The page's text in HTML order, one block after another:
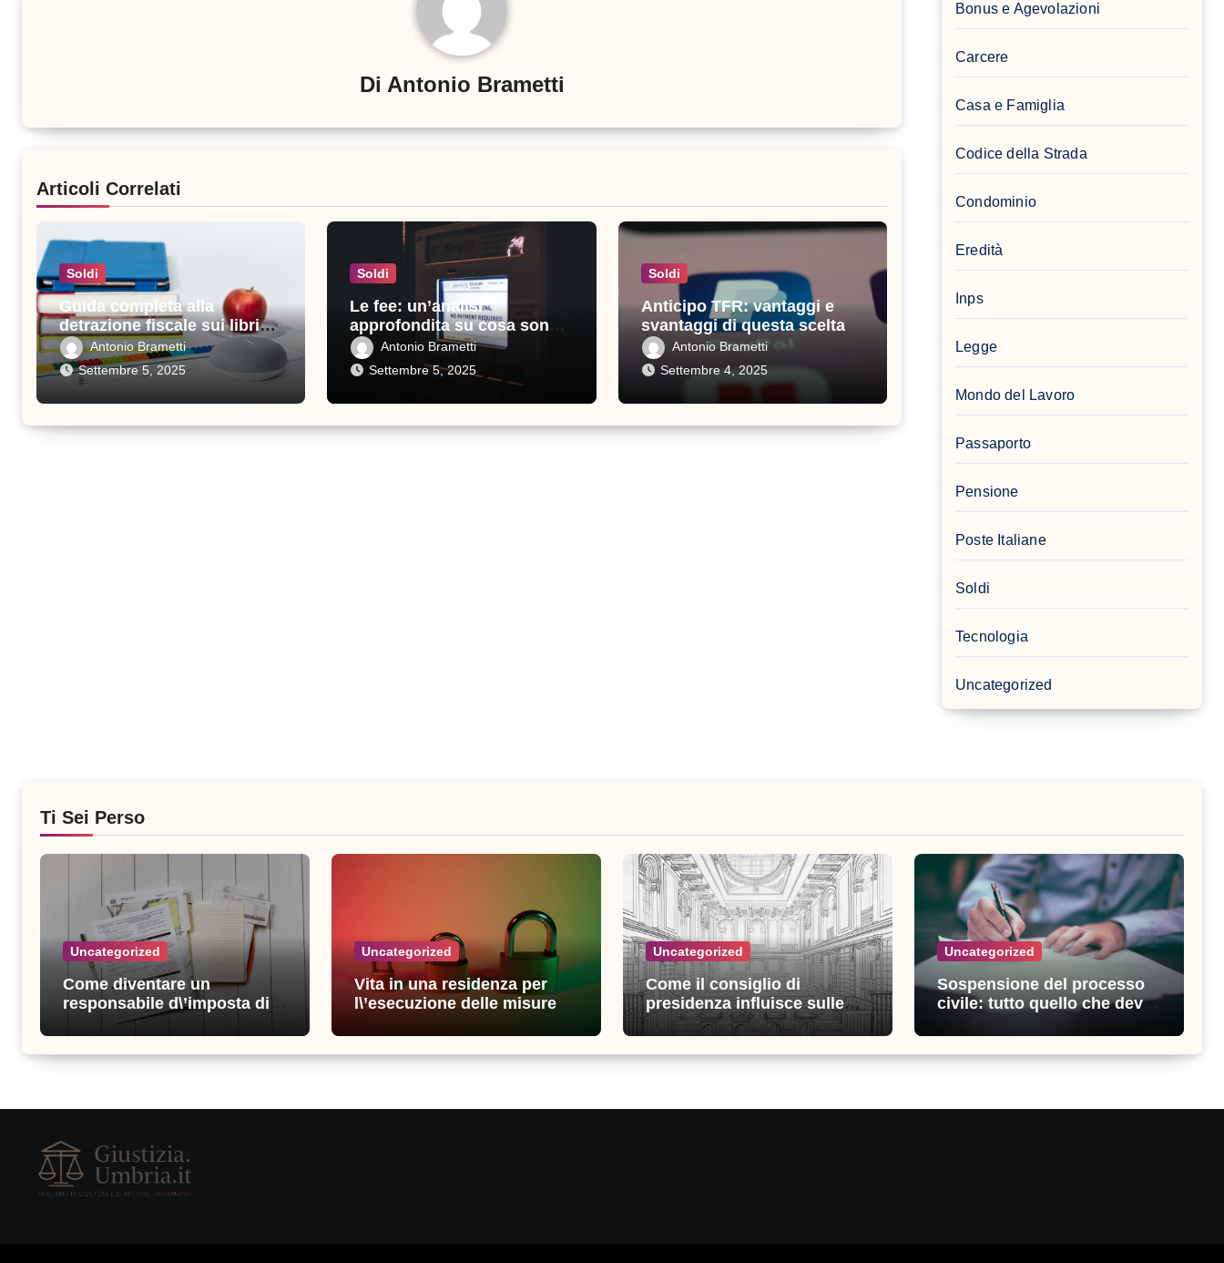
Di Antonio Brametti
Articoli Correlati
Soldi
Guida completa alla
detrazione fiscale sui libri
scolastici: tutto quello che
devi sapere
Antonio Brametti
Settembre 5, 2025
Soldi
Le fee: un’analisi
approfondita su cosa sono e
perché sono importanti
Antonio Brametti
Settembre 5, 2025
Soldi
Anticipo TFR: vantaggi e
svantaggi di questa scelta
Antonio Brametti
Settembre 4, 2025
Bonus e Agevolazioni
Carcere
Casa e Famiglia
Codice della Strada
Condominio
Eredità
Inps
Legge
Mondo del Lavoro
Passaporto
Pensione
Poste Italiane
Soldi
Tecnologia
Uncategorized
Ti Sei Perso
Uncategorized
Come diventare un
responsabile d\’imposta di
successo: consigli e
strategie vincenti
Uncategorized
Vita in una residenza per
l\’esecuzione delle misure di
consigli utili
Uncategorized
Come il consiglio di
presidenza influisce sulle
decisioni della giustizia
amministrativa
Uncategorized
Sospensione del processo
civile: tutto quello che devi